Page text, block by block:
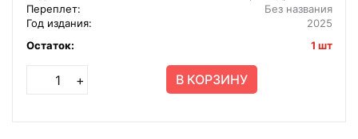
Переплет:
Без названия
Год издания:
2025
Остаток:
1 шт
+ В КОРЗИНУ